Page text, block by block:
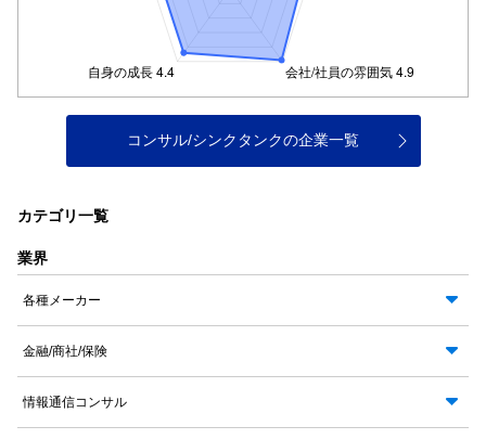
コンサル/シンクタンクの企業一覧
カテゴリ一覧
業界
各種メーカー
金融/商社/保険
情報通信コンサル